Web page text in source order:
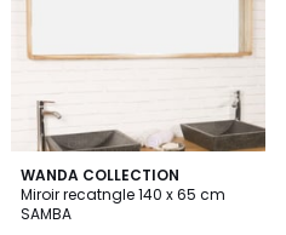
WANDA COLLECTION
Miroir recatngle 140 x 65 cm
SAMBA